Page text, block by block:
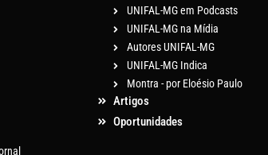
UNIFAL-MG em Podcasts
UNIFAL-MG na Mídia
Autores UNIFAL-MG
UNIFAL-MG Indica
Montra - por Eloésio Paulo
Artigos
Oportunidades